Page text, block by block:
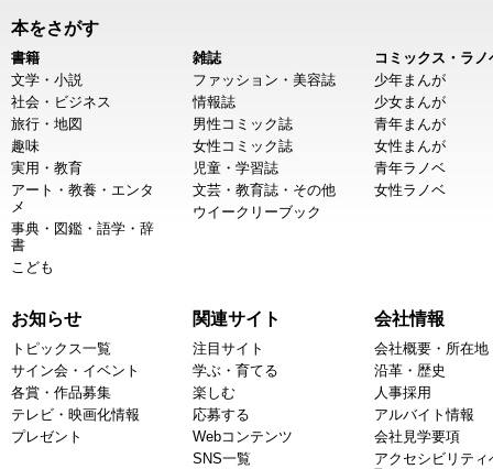
本をさがす
書籍
文学・小説
社会・ビジネス
旅行・地図
趣味
実用・教育
アート・教養・エンタ
メ
事典・図鑑・語学・辞
書
こども
雑誌
ファッション・美容誌
情報誌
男性コミック誌
女性コミック誌
児童・学習誌
文芸・教育誌・その他
ウイークリーブック
コミックス・ラノ
少年まんが
少女まんが
青年まんが
女性まんが
青年ラノベ
女性ラノベ
お知らせ
トピックス一覧
サイン会・イベント
各賞・作品募集
テレビ・映画化情報
プレゼント
関連サイト
注目サイト
学ぶ・育てる
楽しむ
応募する
Webコンテンツ
SNS一覧
会社情報
会社概要・所在地
沿革・歴史
人事採用
アルバイト情報
会社見学要項
アクセシビリティ